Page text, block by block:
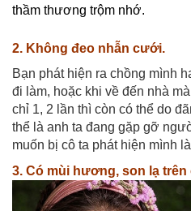
thầm thương trộm nhớ.
2. Không đeo nhẫn cưới.
Bạn phát hiện ra chồng mình
đi làm, hoặc khi về đến nhà
chỉ 1, 2 lần thì còn có thể do
thể là anh ta đang gặp gỡ
muốn bị cô ta phát hiện mình
3. Có mùi hương, son lạ trên